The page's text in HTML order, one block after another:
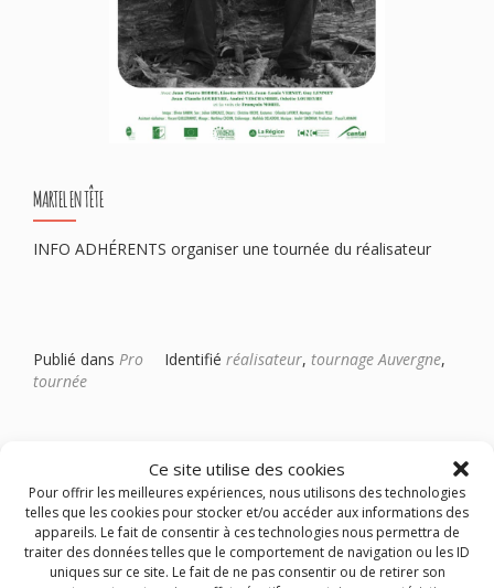
Ce site utilise des cookies
Pour offrir les meilleures expériences, nous utilisons des technologies
telles que les cookies pour stocker et/ou accéder aux informations des
appareils. Le fait de consentir à ces technologies nous permettra de
traiter des données telles que le comportement de navigation ou les ID
uniques sur ce site. Le fait de ne pas consentir ou de retirer son
MARTEL EN TÊTE
INFO ADHÉRENTS organiser une tournée du réalisateur
Publié dans Pro Identifié réalisateur, tournage Auvergne,
tournée